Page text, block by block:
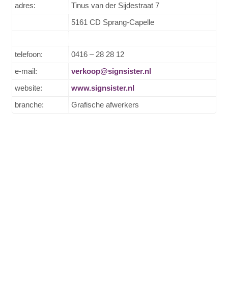
adres:
Tinus van der Sijdestraat 7
5161 CD Sprang-Capelle
telefoon:
0416 – 28 28 12
e-mail:
verkoop@signsister.nl
website:
www.signsister.nl
branche:
Grafische afwerkers